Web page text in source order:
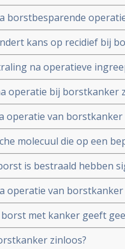
I en II beschermt
bij totale
borstbesparende
en geeft grotere
borstkankerpatienten
kans op recidief bij
na operatieve
uit Canadese studie
na 20 maanden een
operatie bij borstkanker
operatie van
50 jaar lijkt deze
verschil in overall
molecuul die op een
op bestraling geeft
- uitzaaiïngen
is bestraald hebben
dan de vrouwen
operatie van
significant groter
belast zijn
met kanker geeft
t.o.v. totale
is echter veel minder
zinloos?